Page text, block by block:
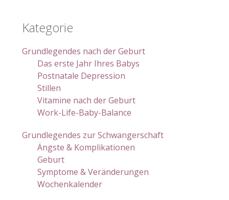
Kategorie
Grundlegendes nach der Geburt
Das erste Jahr Ihres Babys
Postnatale Depression
Stillen
Vitamine nach der Geburt
Work-Life-Baby-Balance
Grundlegendes zur Schwangerschaft
Ängste & Komplikationen
Geburt
Symptome & Veränderungen
Wochenkalender